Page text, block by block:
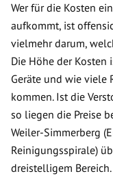
Wer für die Kosten
aufkommt, ist
vielmehr darum,
Die Höhe der
Geräte und wie viele
kommen. Ist die
so liegen die Preise
Weiler-Simmerberg
Reinigungsspirale)
dreistelligem